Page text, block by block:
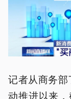
记者从商务
动推进以来